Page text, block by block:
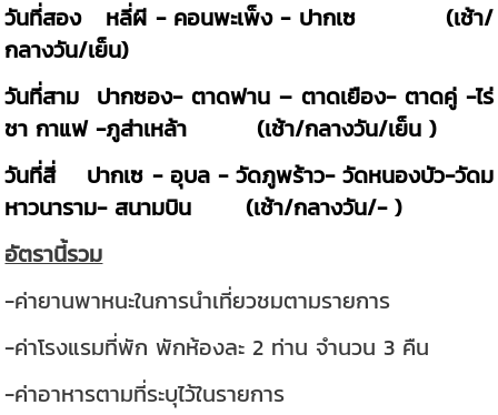
วันที่สอง หลี่ผี - คอนพะเพ็ง - ปากเซ (เช้า/
กลางวัน/เย็น)
วันที่สาม ปากซอง- ตาดฟาน – ตาดเยือง- ตาดคู่ -ไร่
ชา กาแฟ -ภูส่าเหล้า (เช้า/กลางวัน/เย็น )
วันที่สี่ ปากเซ - อุบล - วัดภูพร้าว- วัดหนองบัว-วัดม
หาวนาราม- สนามบิน (เช้า/กลางวัน/- )
อัตรานี้รวม
-ค่ายานพาหนะในการนำเที่ยวชมตามรายการ
-ค่าโรงแรมที่พัก พักห้องละ 2 ท่าน จำนวน 3 คืน
-ค่าอาหารตามที่ระบุไว้ในรายการ